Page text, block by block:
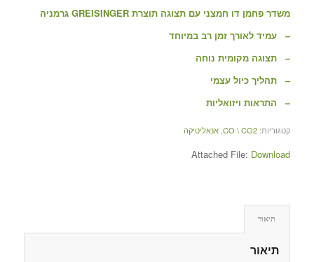
משדר פחמן דו חמצני עם תצוגה תוצרת GREISINGER גרמניה
– עמיד לאורך זמן רב במיוחד
– תצוגה מקומית נוחה
– תהליך כיול עצמי
– התראות ויזואליות
קטגוריות: CO \ CO2
, אנאליטיקה
Attached File: Download
תיאור
תיאור